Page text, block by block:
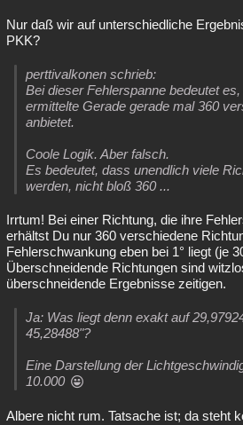
Nur daß wir auf unterschiedliche
PKK?
perttivalkonen schrieb:
Bei dieser Fehlerspanne bedeutet
ermittelte Gerade gerade mal 360
anbietet.
Coole Logik. Aber falsch.
Es bedeutet, dass unendlich viele
werden, nicht bloß 360 ...
Irrtum! Bei einer Richtung, die ihre
erhältst Du nur 360 verschiedene
Fehlerschwankung eben bei 1° liegt (je
Überschneidende Richtungen sind
überschneidende Ergebnisse zeitigen.
Ja: Was liegt denn exakt auf
45,28488"?
Eine Darstellung der
10.000
Albere nicht rum. Tatsache ist; da steht